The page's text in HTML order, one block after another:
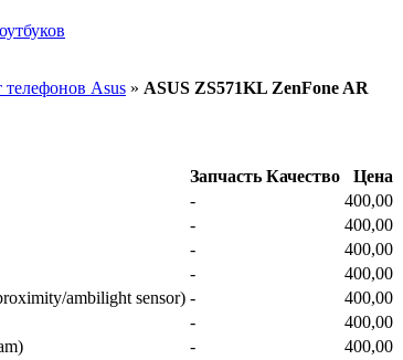
телефонов Asus » ASUS ZS571KL ZenFone AR
Запчасть Качество
Цена
-
400,00
-
400,00
-
400,00
-
400,00
ambilight sensor) -
400,00
-
400,00
-
400,00